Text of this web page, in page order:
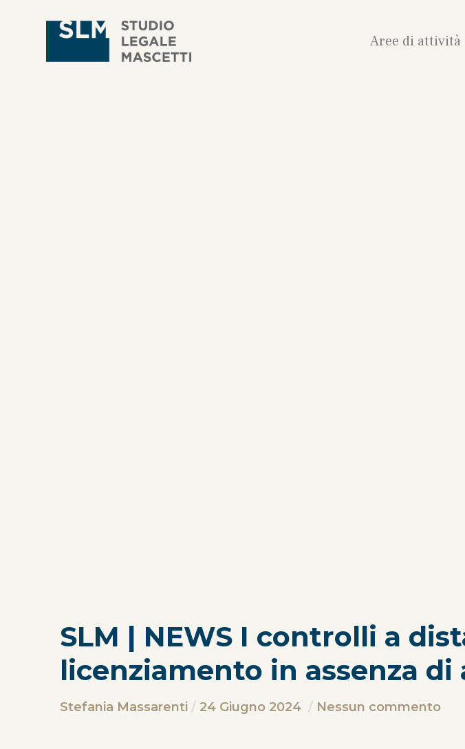
Aree di attività
SLM | NEWS I controlli a
licenziamento in assenza
Stefania Massarenti 24 Giugno 2024 Nessun commento